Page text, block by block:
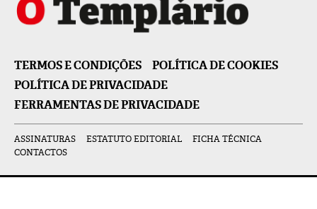
TERMOS E CONDIÇÕES
POLÍTICA DE COOKIES
POLÍTICA DE PRIVACIDADE
FERRAMENTAS DE PRIVACIDADE
ASSINATURAS ESTATUTO EDITORIAL
FICHA TÉCNICA
CONTACTOS